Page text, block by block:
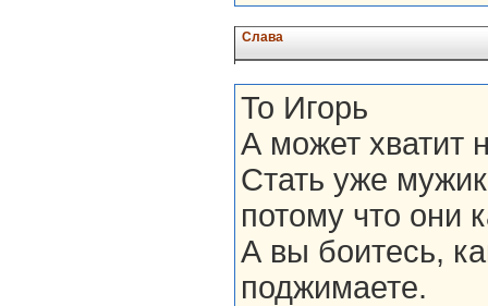
Слава
To Игорь
А может хватит
Стать уже
потому что они
А вы боитесь,
поджимаете.